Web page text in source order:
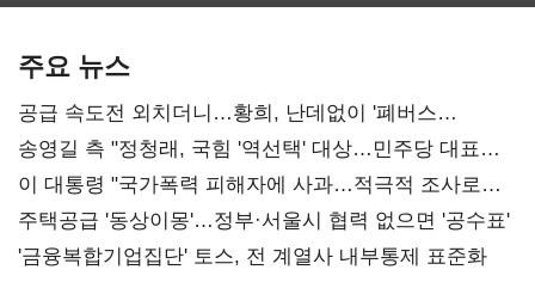
주요 뉴스
공급 속도전 외치더니…황희, 난데없이 '폐버스
리모델링' 제안
송영길 측 "정청래, 국힘 '역선택' 대상…민주당 대표로
총선 지휘 못해"
이 대통령 "국가폭력 피해자에 사과…적극적 조사로
진실 밝혀야"
주택공급 '동상이몽'…정부·서울시 협력 없으면 '공수표'
'금융복합기업집단' 토스, 전 계열사 내부통제 표준화